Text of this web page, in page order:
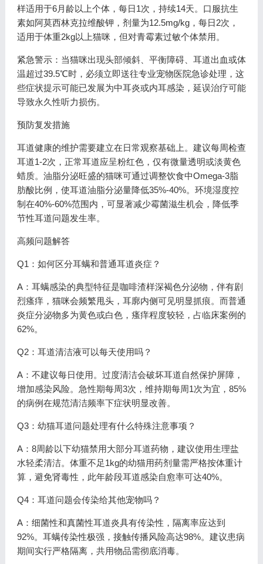
样适用于6月龄以上个体，每日1次，持续14天。口服抗生
素如阿莫西林克拉维酸钾，剂量为12.5mg/kg，每日2次，
适用于体重2kg以上猫咪，但对青霉素过敏个体禁用。
紧急警示：当猫咪出现头部倾斜、平衡障碍、耳道出血或体
温超过39.5℃时，必须立即送往专业宠物医院急诊处理，这
些症状提示可能已发展为中耳炎或内耳感染，延误治疗可能
导致永久性听力损伤。
预防复发措施
耳道健康的维护需要建立在日常观察基础上。建议每周检查
耳道1-2次，正常耳道应呈粉红色，仅有微量透明或淡黄色
蜡质。油脂分泌旺盛的猫咪可通过调整饮食中Omega-3脂
肪酸比例，使耳道油脂分泌量降低35%-40%。环境湿度控
制在40%-60%范围内，可显著减少霉菌滋生机会，降低季
节性耳道问题发生率。
高频问题解答
Q1：如何区分耳螨和普通耳道炎症？
A：耳螨感染的典型特征是咖啡渣样深褐色分泌物，伴有剧
烈瘙痒，猫咪会频繁甩头，耳廓内侧可见明显抓痕。而普通
炎症分泌物多为黄色或白色，瘙痒程度较轻，占临床案例的
62%。
Q2：耳道清洁液可以每天使用吗？
A：不建议每日使用。过度清洁会破坏耳道自然保护屏障，
增加感染风险。急性期每周3次，维持期每周1次为宜，85%
的病例在规范清洁频率下症状明显改善。
Q3：幼猫耳道问题处理有什么特殊注意事项？
A：8周龄以下幼猫禁用大部分耳道药物，建议使用生理盐
水轻柔清洁。体重不足1kg的幼猫用药剂量需严格按体重计
算，避免肾毒性，此年龄段耳道感染自愈率可达40%。
Q4：耳道问题会传染给其他宠物吗？
A：细菌性和真菌性耳道炎具有传染性，隔离率应达到
92%。耳螨传染性极强，接触传播风险高达98%。建议患病
期间实行严格隔离，共用物品需彻底消毒。